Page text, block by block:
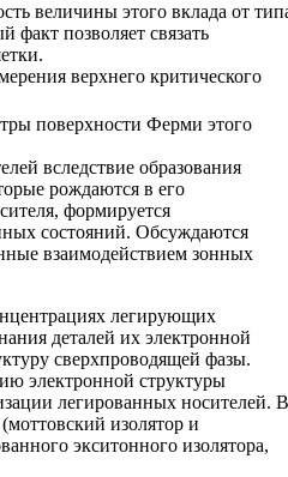
величины этого вклада от
позволяет связать
верхнего критического
поверхности Ферми этого
вследствие образования
рождаются в его
формируется
состояний. Обсуждаются
взаимодействием зонных
легирующих
деталей их электронной
сверхпроводящей фазы.
электронной структуры
легированных носителей. В
изолятор и
экситонного изолятора,